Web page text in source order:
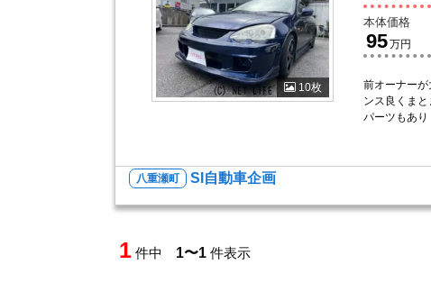
10枚
本体価格
95万円
前オーナー
ンス良くま
パーツもあ
八重瀬町 SI自動車企画
1 件中 1〜1 件表示